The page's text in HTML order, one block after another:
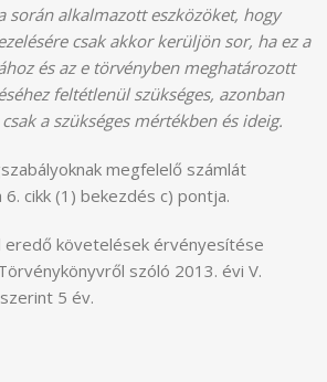
során alkalmazott eszközöket, hogy
csak akkor kerüljön sor, ha ez a
és az e törvényben meghatározott
feltétlenül szükséges, azonban
a szükséges mértékben és ideig.
megfelelő számlát
cikk (1) bekezdés c) pontja.
eredő követelések érvényesítése
szóló 2013. évi V.
5 év.